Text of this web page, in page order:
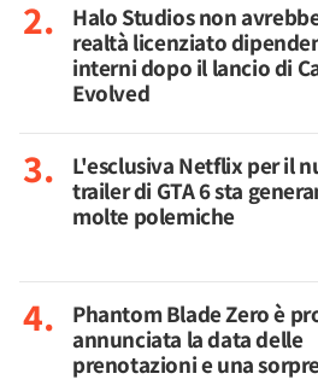
Halo Studios non
realtà licenziato
interni dopo il lancio di
Evolved
L'esclusiva Netflix per il
trailer di GTA 6 sta
molte polemiche
Phantom Blade Zero è
annunciata la data delle
prenotazioni e una